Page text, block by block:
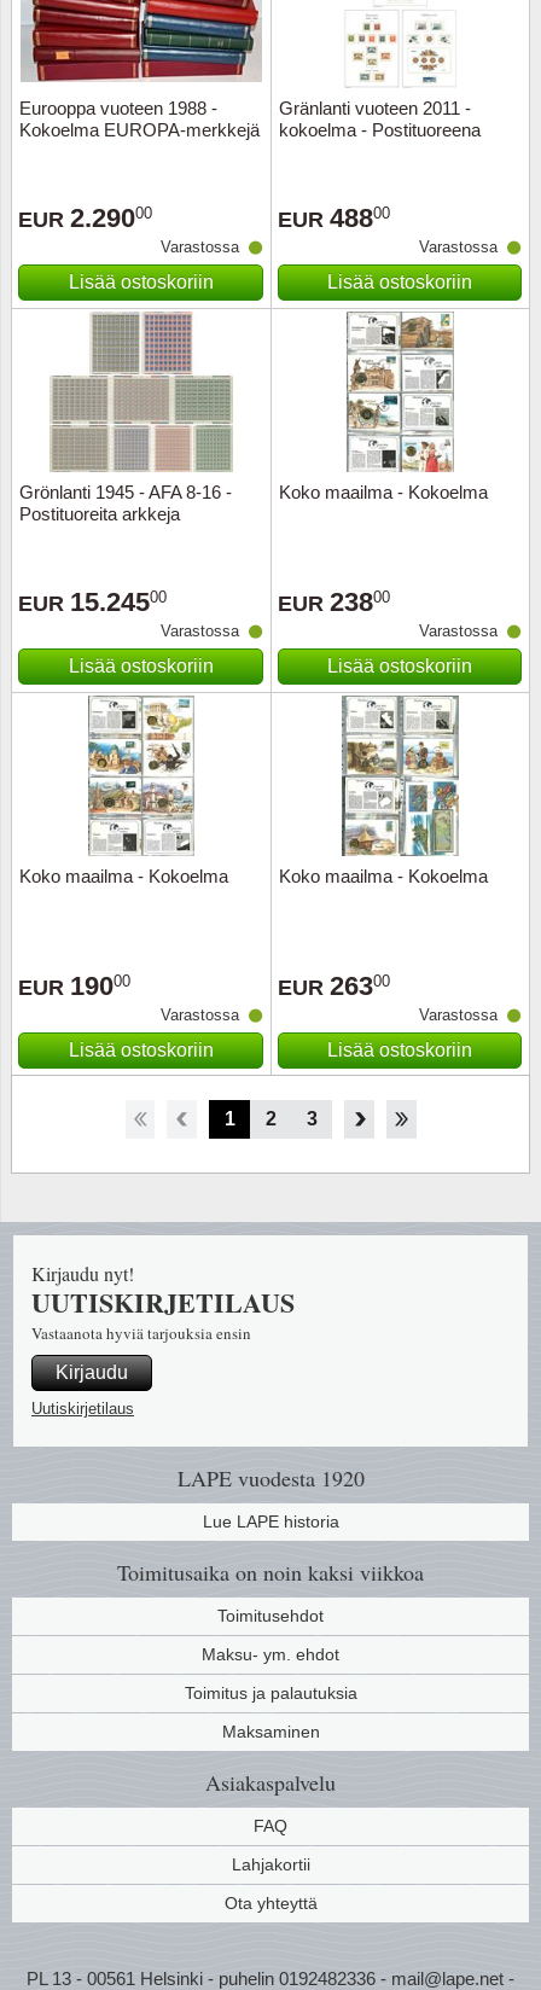
Eurooppa vuoteen 1988 -
Kokoelma EUROPA-merkkejä
EUR 2.29000
Varastossa
Lisää ostoskoriin
Gränlanti vuoteen 2011 -
kokoelma - Postituoreena
EUR 48800
Varastossa
Lisää ostoskoriin
Grönlanti 1945 - AFA 8-16 -
Postituoreita arkkeja
EUR 15.24500
Varastossa
Lisää ostoskoriin
Koko maailma - Kokoelma
EUR 23800
Varastossa
Lisää ostoskoriin
Koko maailma - Kokoelma
EUR 19000
Varastossa
Lisää ostoskoriin
Koko maailma - Kokoelma
EUR 26300
Varastossa
Lisää ostoskoriin
1 2 3 4 5
LAPE vuodesta 1920
Lue LAPE historia
Toimitusaika on noin kaksi viikkoa
Toimitusehdot
Maksu- ym. ehdot
Toimitus ja palautuksia
Maksaminen
Asiakaspalvelu
FAQ
Lahjakortii
Ota yhteyttä
Kirjaudu nyt!
UUTISKIRJETILAUS
Vastaanota hyviä tarjouksia ensin
Kirjaudu
Uutiskirjetilaus
PL 13 - 00561 Helsinki - puhelin 0192482336 - mail@lape.net -